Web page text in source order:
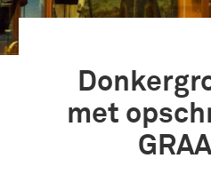
met